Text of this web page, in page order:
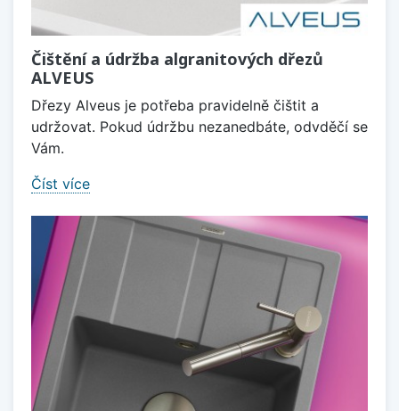
Čištění a údržba algranitových dřezů
ALVEUS
Dřezy Alveus je potřeba pravidelně čištit a
udržovat. Pokud údržbu nezanedbáte, odvděčí se
Vám.
Číst více